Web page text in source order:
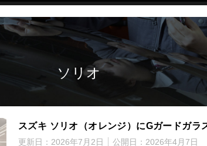
ソリオ
スズキ ソリオ（オレンジ）にGガードガラ
更新日： 2026年7月2日 公開日： 2026年4月7日